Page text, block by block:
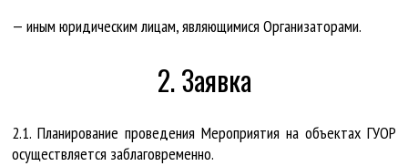
— иным юри­ди­чес­ким ли­цам, яв­ля­ю­щи­ми­ся Ор­га­ни­за­то­ра­ми.
2. Заявка
2.1. Пла­ни­ро­ва­ние про­ве­де­ния Ме­роп­ри­я­тия на объ­ек­тах ГУ­ОР
осу­щест­вля­ет­ся за­бла­гов­ре­мен­но.